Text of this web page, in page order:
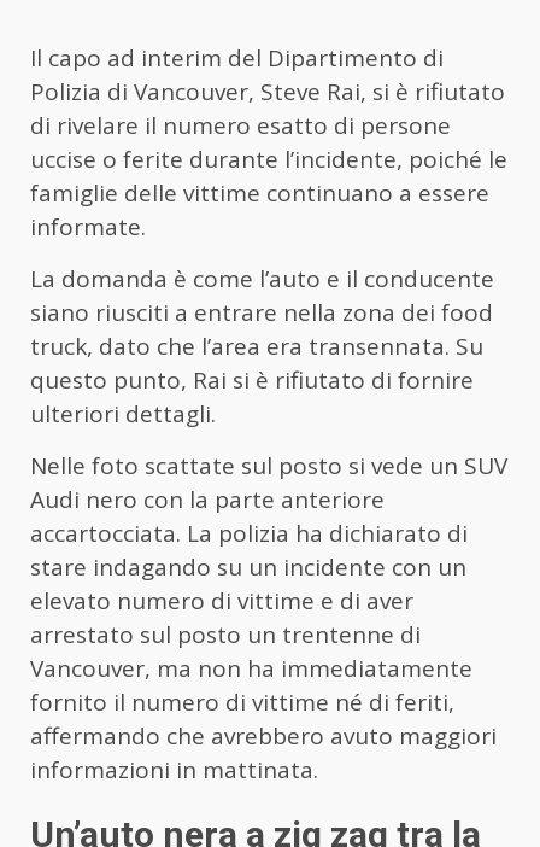
Il capo ad interim del Dipartimento di
Polizia di Vancouver, Steve Rai, si è rifiutato
di rivelare il numero esatto di persone
uccise o ferite durante l’incidente, poiché le
famiglie delle vittime continuano a essere
informate.
La domanda è come l’auto e il conducente
siano riusciti a entrare nella zona dei food
truck, dato che l’area era transennata. Su
questo punto, Rai si è rifiutato di fornire
ulteriori dettagli.
Nelle foto scattate sul posto si vede un SUV
Audi nero con la parte anteriore
accartocciata. La polizia ha dichiarato di
stare indagando su un incidente con un
elevato numero di vittime e di aver
arrestato sul posto un trentenne di
Vancouver, ma non ha immediatamente
fornito il numero di vittime né di feriti,
affermando che avrebbero avuto maggiori
informazioni in mattinata.
Un’auto nera a zig zag tra la